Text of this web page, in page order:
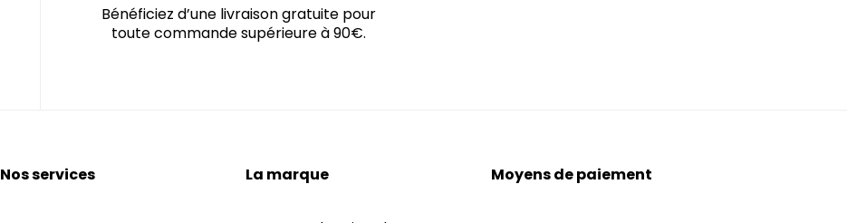
Bénéficiez d’une livraison gratuite pour
toute commande supérieure à 90€.
Nos services La marque Moyens de paiement